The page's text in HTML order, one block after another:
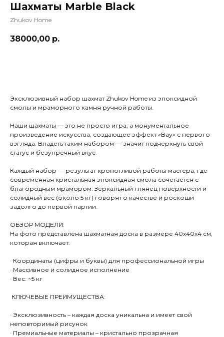
Шахматы Marble Black
Zhukov Home
38000,00 р.
Эксклюзивный набор шахмат Zhukov Home из эпоксидной
смолы и мраморного камня ручной работы.
Наши шахматы — это не просто игра, а монументальное
произведение искусства, создающее эффект «Вау» с первого
взгляда. Владеть таким набором — значит подчеркнуть свой
статус и безупречный вкус.
Каждый набор — результат кропотливой работы мастера, где
современная кристальная эпоксидная смола сочетается с
благородным мрамором. Зеркальный глянец поверхности и
солидный вес (около 5 кг) говорят о качестве и роскоши
задолго до первой партии.
ОБЗОР МОДЕЛИ:
На фото представлена шахматная доска в размере 40х40х4 см,
которая включает:
· Координаты (цифры и буквы) для профессиональной игры
· Массивное и солидное исполнение
· Вес: ~5 кг
КЛЮЧЕВЫЕ ПРЕИМУЩЕСТВА:
· Эксклюзивность – каждая доска уникальна и имеет свой
неповторимый рисунок
· Премиальные материалы – кристально прозрачная